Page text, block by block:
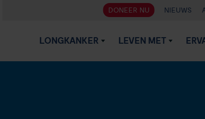
DONEER NU NIEUWS
LONGKANKER LEVEN MET